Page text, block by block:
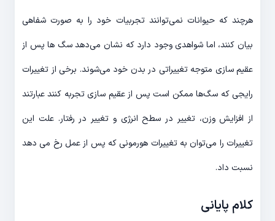
هرچند که حیوانات نمی‌توانند تجربیات خود را به صورت شفاهی
بیان کنند، اما شواهدی وجود دارد که نشان می‌دهد سگ ها پس از
عقیم سازی متوجه تغییراتی در بدن خود می‌شوند. برخی از تغییرات
رایجی که سگ‌ها ممکن است پس از عقیم سازی تجربه کنند عبارتند
از افزایش وزن، تغییر در سطح انرژی و تغییر در رفتار. علت این
تغییرات را می‌توان به تغییرات هورمونی که پس از عمل رخ می دهد
نسبت داد.
کلام پایانی